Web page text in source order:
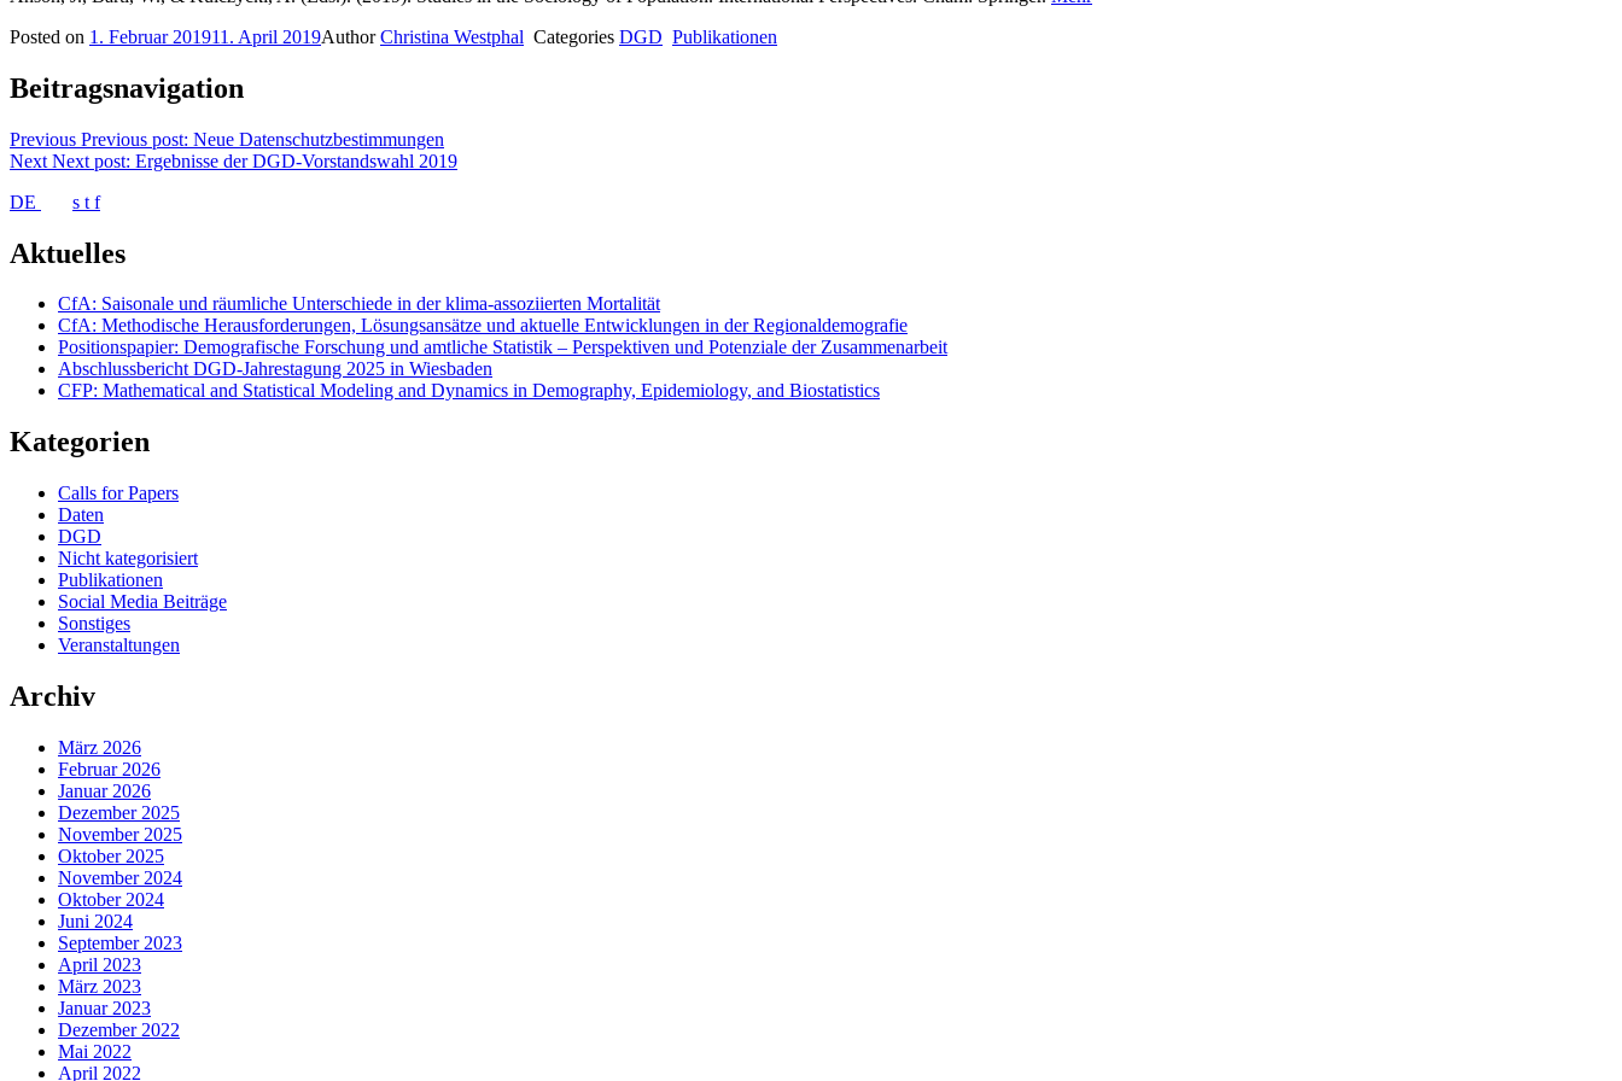
Posted on 1. Februar 201911. April 2019AuthorChristina Westphal Categories DGD Publikationen
Beitragsnavigation
Previous Previous post: Neue Datenschutzbestimmungen
Next Next post: Ergebnisse der DGD-Vorstandswahl 2019
DE
s t f
Aktuelles
CfA: Saisonale und räumliche Unterschiede in der klima-assoziierten Mortalität
CfA: Methodische Herausforderungen, Lösungsansätze und aktuelle Entwicklungen in der Regionaldemografie
Positionspapier: Demografische Forschung und amtliche Statistik – Perspektiven und Potenziale der Zusammenarbeit
Abschlussbericht DGD-Jahrestagung 2025 in Wiesbaden
CFP: Mathematical and Statistical Modeling and Dynamics in Demography, Epidemiology, and Biostatistics
Kategorien
Calls for Papers
Daten
DGD
Nicht kategorisiert
Publikationen
Social Media Beiträge
Sonstiges
Veranstaltungen
Archiv
März 2026
Februar 2026
Januar 2026
Dezember 2025
November 2025
Oktober 2025
November 2024
Oktober 2024
Juni 2024
September 2023
April 2023
März 2023
Januar 2023
Dezember 2022
Mai 2022
April 2022